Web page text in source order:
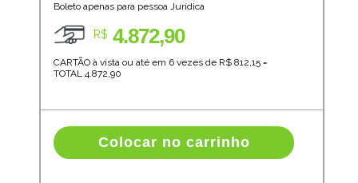
Boleto apenas para pessoa Jurídica
R$ 4.872,90
CARTÃO à vista ou até em 6 vezes de R$ 812,15=
TOTAL 4.872,90
Colocar no carrinho